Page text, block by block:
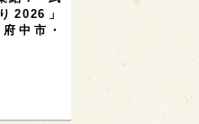
2026」
中市・